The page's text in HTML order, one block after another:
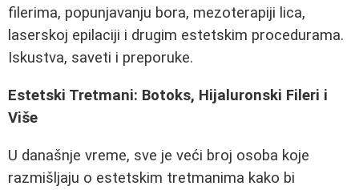
filerima, popunjavanju bora, mezoterapiji lica,
laserskoj epilaciji i drugim estetskim procedurama.
Iskustva, saveti i preporuke.
Estetski Tretmani: Botoks, Hijaluronski Fileri i
Više
U današnje vreme, sve je veći broj osoba koje
razmišljaju o estetskim tretmanima kako bi